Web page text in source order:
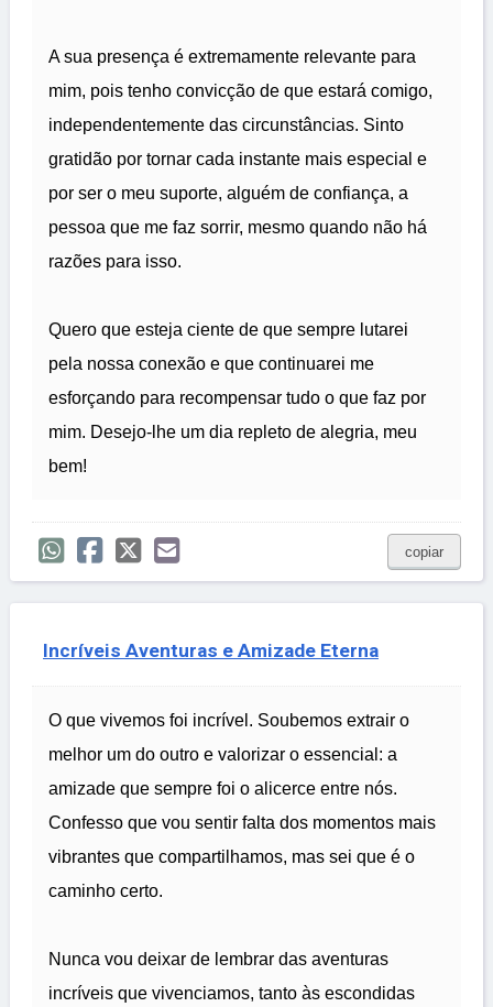
A sua presença é extremamente relevante para
mim, pois tenho convicção de que estará comigo,
independentemente das circunstâncias. Sinto
gratidão por tornar cada instante mais especial e
por ser o meu suporte, alguém de confiança, a
pessoa que me faz sorrir, mesmo quando não há
razões para isso.
Quero que esteja ciente de que sempre lutarei
pela nossa conexão e que continuarei me
esforçando para recompensar tudo o que faz por
mim. Desejo-lhe um dia repleto de alegria, meu
bem!
copiar
Incríveis Aventuras e Amizade Eterna
O que vivemos foi incrível. Soubemos extrair o
melhor um do outro e valorizar o essencial: a
amizade que sempre foi o alicerce entre nós.
Confesso que vou sentir falta dos momentos mais
vibrantes que compartilhamos, mas sei que é o
caminho certo.
Nunca vou deixar de lembrar das aventuras
incríveis que vivenciamos, tanto às escondidas